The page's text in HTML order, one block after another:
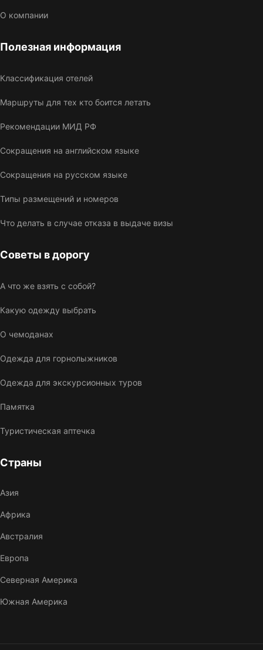
О компании
Полезная информация
Классификация отелей
Маршруты для тех кто боится летать
Рекомендации МИД РФ
Сокращения на английском языке
Сокращения на русском языке
Типы размещений и номеров
Что делать в случае отказа в выдаче визы
Советы в дорогу
А что же взять с собой?
Какую одежду выбрать
О чемоданах
Одежда для горнолыжников
Одежда для экскурсионных туров
Памятка
Туристическая аптечка
Страны
Азия
Африка
Австралия
Европа
Северная Америка
Южная Америка